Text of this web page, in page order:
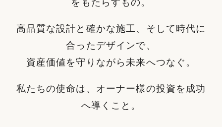
をもたらすもの。
高品質な設計と確かな施工、そして時代に
合ったデザインで、
資産価値を守りながら未来へつなぐ。
私たちの使命は、オーナー様の投資を成功
へ導くこと。